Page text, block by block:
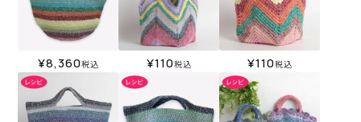
¥8,360税込 ¥110税込 ¥110税込